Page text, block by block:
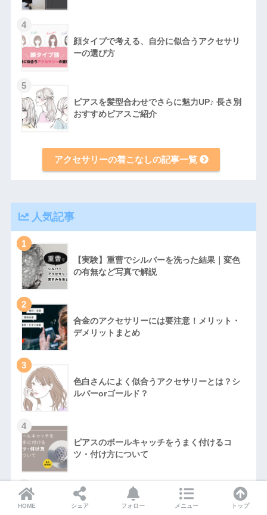
4
顔タイプで考える、自分に似合うアクセサリ
ーの選び方
5
ピアスを髪型合わせでさらに魅力UP♪ 長さ別
おすすめピアスご紹介
アクセサリーの着こなしの記事一覧
人気記事
1
【実験】重曹でシルバーを洗った結果｜変色
の有無など写真で解説
2
合金のアクセサリーには要注意！メリット・
デメリットまとめ
3
色白さんによく似合うアクセサリーとは？シ
ルバーorゴールド？
4
ピアスのボールキャッチをうまく付けるコ
ツ・付け方について
5
犯人はアイシャドウだった！まぶたかぶれの
HOME シェア フォロー メニュー トップ